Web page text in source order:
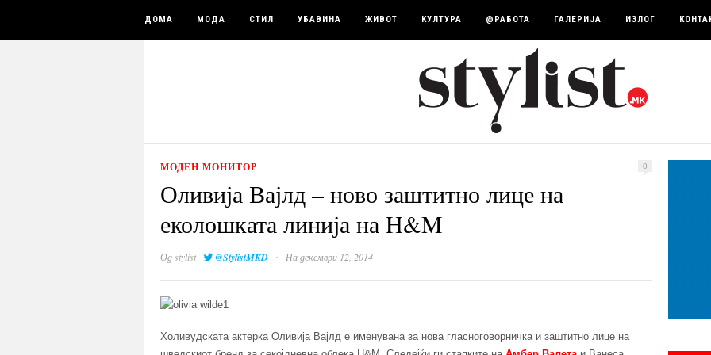
ДОМА МОДА СТИЛ УБАВИНА ЖИВОТ КУЛТУРА @РАБОТА ГАЛЕРИЈА ИЗЛОГ
МОДЕН МОНИТОР 0
Оливија Вајлд – ново заштитно лице на
еколошката линија на H&M
Одstylist @StylistMKD · На декември 12, 2014
Холивудската актерка Оливија Вајлд е именувана за нова гласноговорничка и заштитно лице на